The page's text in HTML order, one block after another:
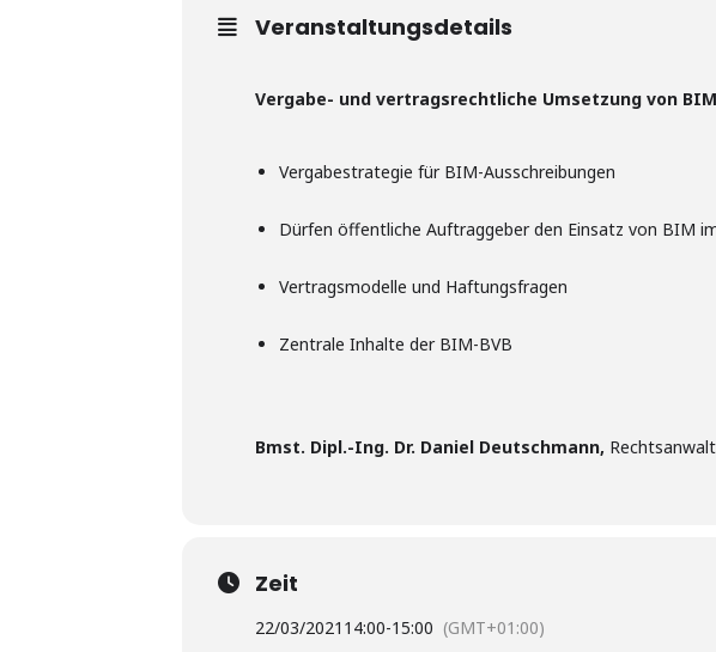
Veranstaltungsdetails
Vergabe- und vertragsrechtliche Umsetzung von
Vergabestrategie für BIM-Ausschreibungen
Dürfen öffentliche Auftraggeber den Einsatz von BIM
Vertragsmodelle und Haftungsfragen
Zentrale Inhalte der BIM-BVB
Bmst. Dipl.-Ing. Dr. Daniel Deutschmann,
Zeit
22/03/2021 14:00-15:00 (GMT+01:00)